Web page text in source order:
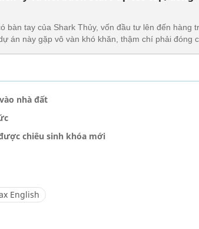
bàn tay của Shark Thủy, vốn đầu tư lên đến hàng
án này gặp vô vàn khó khăn, thậm chí phải đóng
nhà đất
chiêu sinh khóa mới
English